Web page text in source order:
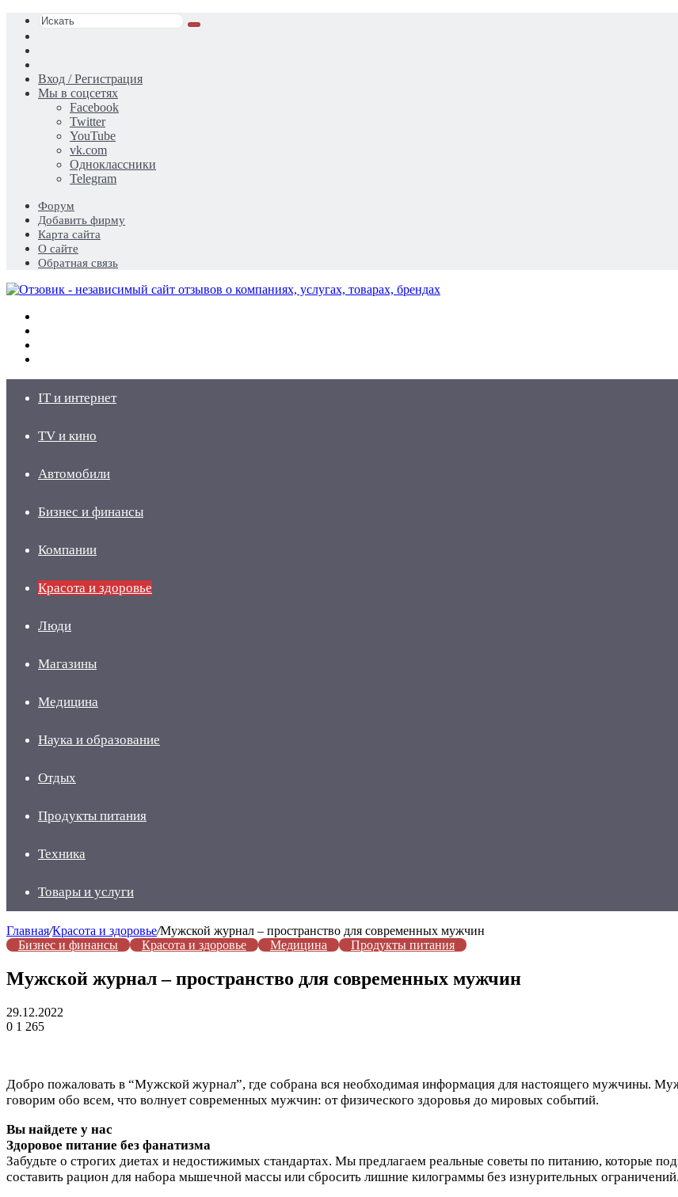
Искать
статья
Вход / Регистрация
Мы в соцсетях
Facebook
Twitter
YouTube
vk.com
Одноклассники
Telegram
Форум
Добавить фирму
Карта сайта
О сайте
Обратная связь
IT и интернет
TV и кино
Автомобили
Бизнес и финансы
Компании
Красота и здоровье
Люди
Магазины
Медицина
Наука и образование
Отдых
Продукты питания
Техника
Товары и услуги
Главная/Красота и здоровье/Мужской журнал – пространство для современных мужчин
Бизнес и финансы
Красота и здоровье Медицина Продукты питания
Мужской журнал – пространство для современных мужчин
29.12.2022
0 1 265
Добро пожаловать в “Мужской журнал”, где собрана вся необходимая информация для настоящего мужчины.
говорим обо всем, что волнует современных мужчин: от физического здоровья до мировых событий.
Вы найдете у нас
Здоровое питание без фанатизма
Забудьте о строгих диетах и недостижимых стандартах. Мы предлагаем реальные советы по питанию, которые
составить рацион для набора мышечной массы или сбросить лишние килограммы без изнурительных ограничений.